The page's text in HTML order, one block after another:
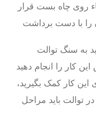
روی چاه بست قرار
را با دست برداشت
به سنگ توالت
کار را انجام دهید
این کار کمک بگیرید،
توالت باید مراحل